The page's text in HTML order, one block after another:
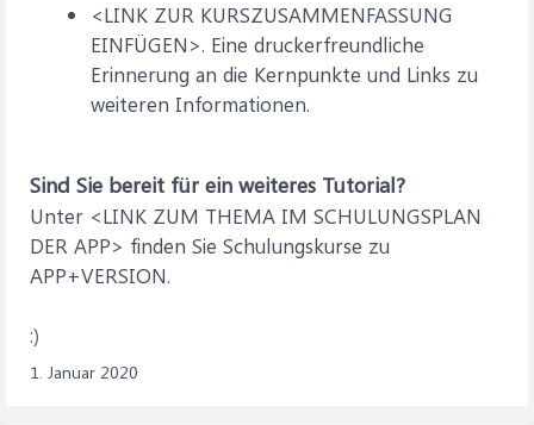
<LINK ZUR KURSZUSAMMENFASSUNG
EINFÜGEN>. Eine druckerfreundliche
Erinnerung an die Kernpunkte und Links zu
weiteren Informationen.
Sind Sie bereit für ein weiteres Tutorial?
Unter <LINK ZUM THEMA IM SCHULUNGSPLAN
DER APP> finden Sie Schulungskurse zu
APP+VERSION.
:)
1. Januar 2020